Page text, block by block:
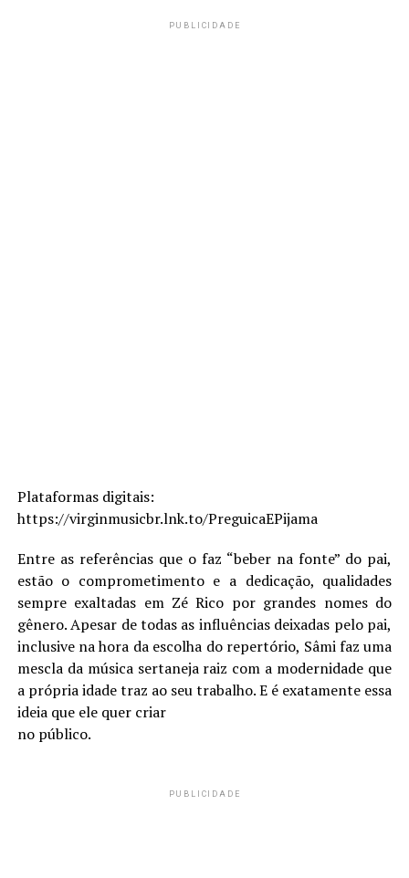
PUBLICIDADE
Plataformas digitais:
https://virginmusicbr.lnk.to/PreguicaEPijama
Entre as referências que o faz “beber na fonte” do pai,
estão o comprometimento e a dedicação, qualidades
sempre exaltadas em Zé Rico por grandes nomes do
gênero. Apesar de todas as influências deixadas pelo pai,
inclusive na hora da escolha do repertório, Sâmi faz uma
mescla da música sertaneja raiz com a modernidade que
a própria idade traz ao seu trabalho. E é exatamente essa
ideia que ele quer criar
no público.
PUBLICIDADE